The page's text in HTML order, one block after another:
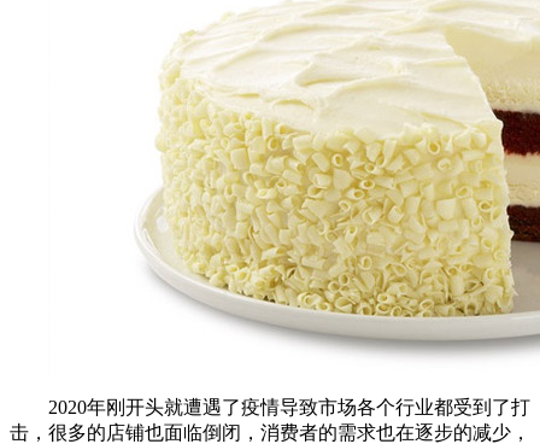
2020年刚开头就遭遇了疫情导致市场各个行业都受到了打
击，很多的店铺也面临倒闭，消费者的需求也在逐步的减少，